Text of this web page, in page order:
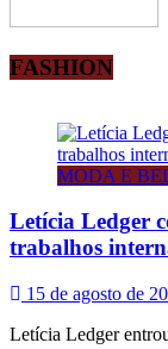
FASHION
MODA E
Letícia Ledger
trabalhos
15 de agosto de
Letícia Ledger